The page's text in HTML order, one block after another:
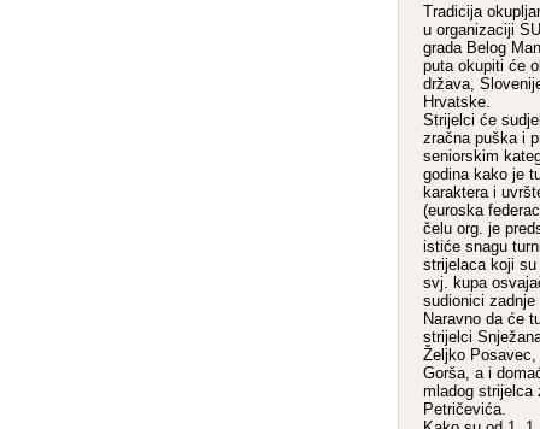
Tradicija
u organizaciji
grada Belog
puta okupiti će
država,
Hrvatske.
Strijelci će
zračna puška i
seniorskim
godina kako je
karaktera i
(euroska
čelu org. je
istiće snagu
strijelaca koji su
svj. kupa
sudionici zadnje
Naravno da će
strijelci
Željko
Gorša, a i
mladog strijelca
Petričevića.